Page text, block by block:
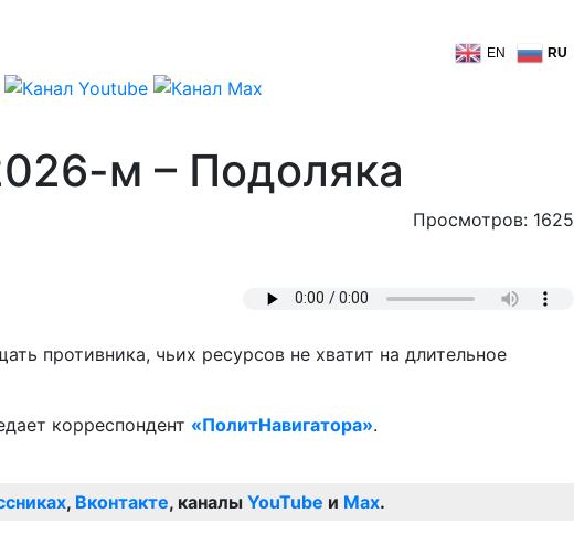
EN RU
м – Подоляка
Просмотров: 1625
противника, чьих ресурсов не хватит на длительное
корреспондент «ПолитНавигатора».
, Вконтакте, каналы YouTube и Max.